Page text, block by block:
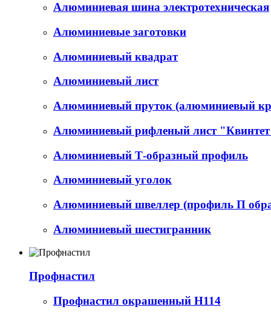
Алюминиевая шина электротехническая
Алюминиевые заготовки
Алюминиевый квадрат
Алюминиевый лист
Алюминиевый пруток (алюминиевый
Алюминиевый рифленый лист
Алюминиевый Т-образный профиль
Алюминиевый уголок
Алюминиевый швеллер (профиль П
Алюминиевый шестигранник
Профнастил
Профнастил окрашенный Н114